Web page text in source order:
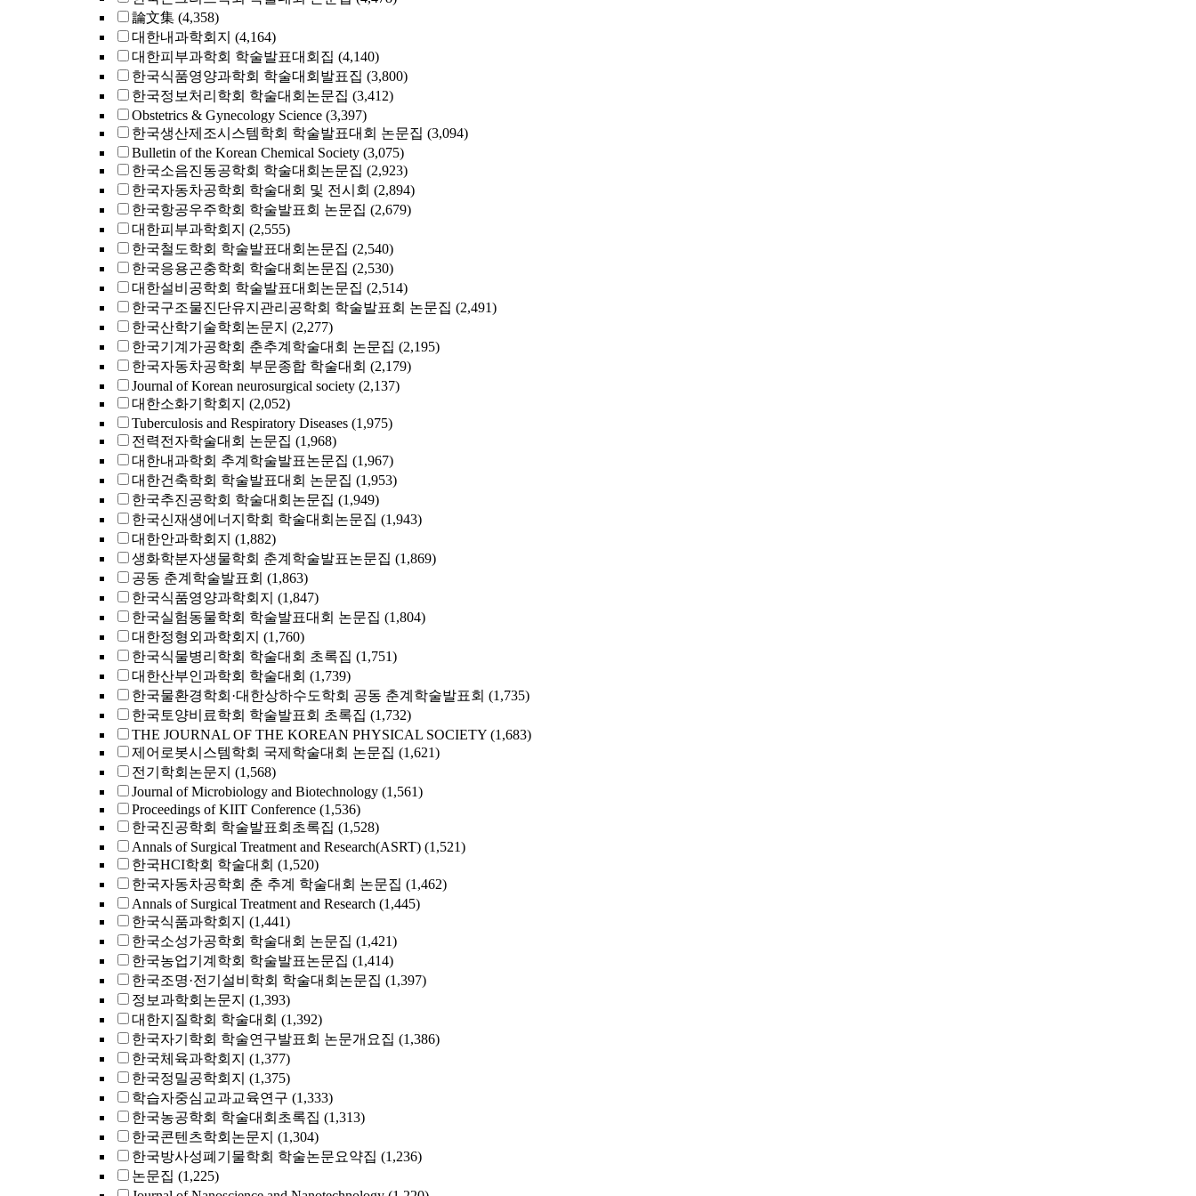
論文集 (4,358)
대한내과학회지 (4,164)
대한피부과학회 학술발표대회집 (4,140)
한국식품영양과학회 학술대회발표집 (3,800)
한국정보처리학회 학술대회논문집 (3,412)
Obstetrics & Gynecology Science (3,397)
한국생산제조시스템학회 학술발표대회 논문집 (3,094)
Bulletin of the Korean Chemical Society (3,075)
한국소음진동공학회 학술대회논문집 (2,923)
한국자동차공학회 학술대회 및 전시회 (2,894)
한국항공우주학회 학술발표회 논문집 (2,679)
대한피부과학회지 (2,555)
한국철도학회 학술발표대회논문집 (2,540)
한국응용곤충학회 학술대회논문집 (2,530)
대한설비공학회 학술발표대회논문집 (2,514)
한국구조물진단유지관리공학회 학술발표회 논문집 (2,491)
한국산학기술학회논문지 (2,277)
한국기계가공학회 춘추계학술대회 논문집 (2,195)
한국자동차공학회 부문종합 학술대회 (2,179)
Journal of Korean neurosurgical society (2,137)
대한소화기학회지 (2,052)
Tuberculosis and Respiratory Diseases (1,975)
전력전자학술대회 논문집 (1,968)
대한내과학회 추계학술발표논문집 (1,967)
대한건축학회 학술발표대회 논문집 (1,953)
한국추진공학회 학술대회논문집 (1,949)
한국신재생에너지학회 학술대회논문집 (1,943)
대한안과학회지 (1,882)
생화학분자생물학회 춘계학술발표논문집 (1,869)
공동 춘계학술발표회 (1,863)
한국식품영양과학회지 (1,847)
한국실험동물학회 학술발표대회 논문집 (1,804)
대한정형외과학회지 (1,760)
한국식물병리학회 학술대회 초록집 (1,751)
대한산부인과학회 학술대회 (1,739)
한국물환경학회·대한상하수도학회 공동 춘계학술발표회 (1,735)
한국토양비료학회 학술발표회 초록집 (1,732)
THE JOURNAL OF THE KOREAN PHYSICAL SOCIETY (1,683)
제어로봇시스템학회 국제학술대회 논문집 (1,621)
전기학회논문지 (1,568)
Journal of Microbiology and Biotechnology (1,561)
Proceedings of KIIT Conference (1,536)
한국진공학회 학술발표회초록집 (1,528)
Annals of Surgical Treatment and Research(ASRT) (1,521)
한국HCI학회 학술대회 (1,520)
한국자동차공학회 춘 추계 학술대회 논문집 (1,462)
Annals of Surgical Treatment and Research (1,445)
한국식품과학회지 (1,441)
한국소성가공학회 학술대회 논문집 (1,421)
한국농업기계학회 학술발표논문집 (1,414)
한국조명·전기설비학회 학술대회논문집 (1,397)
정보과학회논문지 (1,393)
대한지질학회 학술대회 (1,392)
한국자기학회 학술연구발표회 논문개요집 (1,386)
한국체육과학회지 (1,377)
한국정밀공학회지 (1,375)
학습자중심교과교육연구 (1,333)
한국농공학회 학술대회초록집 (1,313)
한국콘텐츠학회논문지 (1,304)
한국방사성폐기물학회 학술논문요약집 (1,236)
논문집 (1,225)